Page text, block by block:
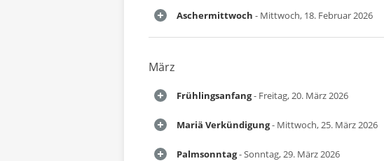
Aschermittwoch - Mittwoch, 18. Februar 2026
März
Frühlingsanfang- Freitag, 20. März 2026
Mariä Verkündigung- Mittwoch, 25. März 2026
Palmsonntag- Sonntag, 29. März 2026